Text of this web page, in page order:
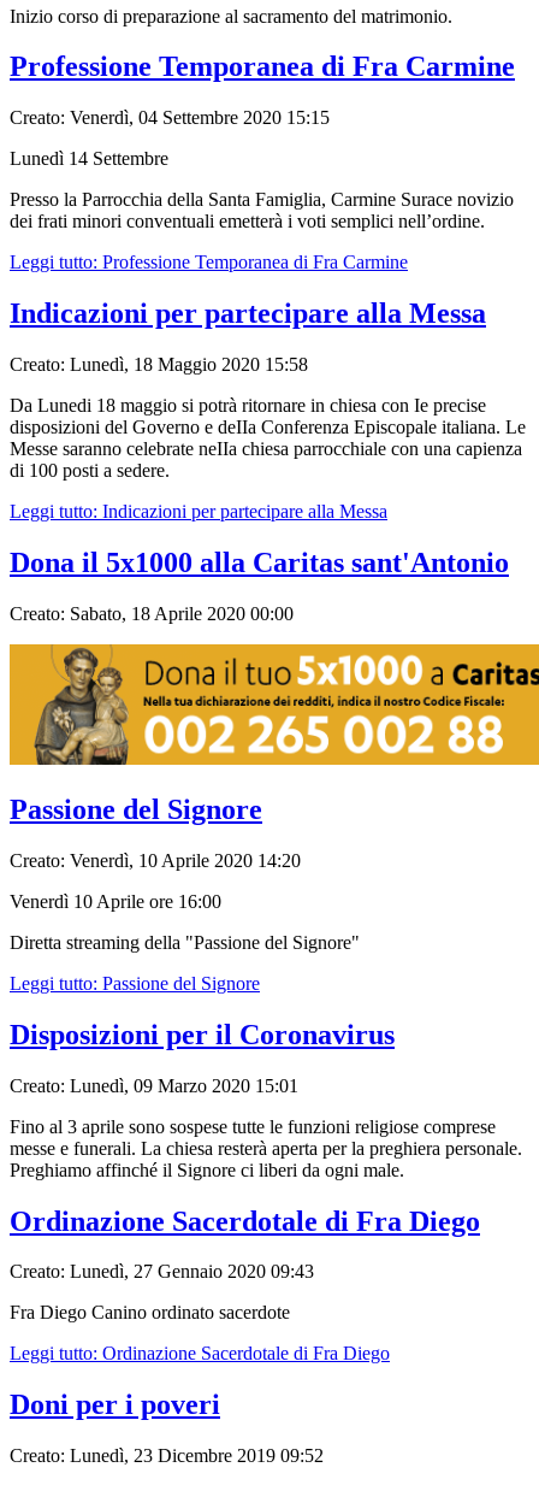
Inizio corso di preparazione al sacramento del matrimonio.
Professione Temporanea di Fra Carmine
Creato: Venerdì, 04 Settembre 2020 15:15
Lunedì 14 Settembre
Presso la Parrocchia della Santa Famiglia, Carmine Surace novizio
dei frati minori conventuali emetterà i voti semplici nell’ordine.
Leggi tutto: Professione Temporanea di Fra Carmine
Indicazioni per partecipare alla Messa
Creato: Lunedì, 18 Maggio 2020 15:58
Da Lunedi 18 maggio si potrà ritornare in chiesa con Ie precise
disposizioni del Governo e deIIa Conferenza Episcopale italiana. Le
Messe saranno celebrate neIIa chiesa parrocchiale con una capienza
di 100 posti a sedere.
Leggi tutto: Indicazioni per partecipare alla Messa
Dona il 5x1000 alla Caritas sant'Antonio
Creato: Sabato, 18 Aprile 2020 00:00
Passione del Signore
Creato: Venerdì, 10 Aprile 2020 14:20
Venerdì 10 Aprile ore 16:00
Diretta streaming della "Passione del Signore"
Leggi tutto: Passione del Signore
Disposizioni per il Coronavirus
Creato: Lunedì, 09 Marzo 2020 15:01
Fino al 3 aprile sono sospese tutte le funzioni religiose comprese
messe e funerali. La chiesa resterà aperta per la preghiera personale.
Preghiamo affinché il Signore ci liberi da ogni male.
Ordinazione Sacerdotale di Fra Diego
Creato: Lunedì, 27 Gennaio 2020 09:43
Fra Diego Canino ordinato sacerdote
Leggi tutto: Ordinazione Sacerdotale di Fra Diego
Doni per i poveri
Creato: Lunedì, 23 Dicembre 2019 09:52